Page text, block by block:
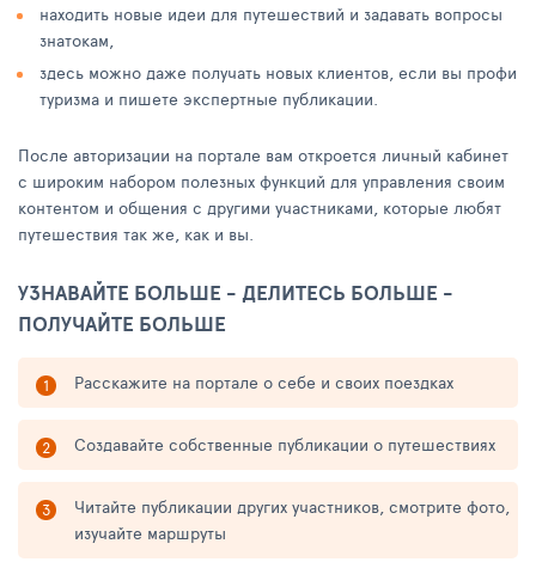
находить новые идеи для путешествий и задавать вопросы
знатокам,
здесь можно даже получать новых клиентов, если вы профи
туризма и пишете экспертные публикации.
После авторизации на портале вам откроется личный кабинет
с широким набором полезных функций для управления своим
контентом и общения с другими участниками, которые любят
путешествия так же, как и вы.
УЗНАВАЙТЕ БОЛЬШЕ - ДЕЛИТЕСЬ БОЛЬШЕ -
ПОЛУЧАЙТЕ БОЛЬШЕ
Расскажите на портале о себе и своих поездках
Создавайте собственные публикации о путешествиях
Читайте публикации других участников, смотрите фото,
изучайте маршруты